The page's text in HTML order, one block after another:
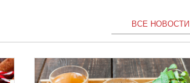
ВСЕ НОВОСТИ